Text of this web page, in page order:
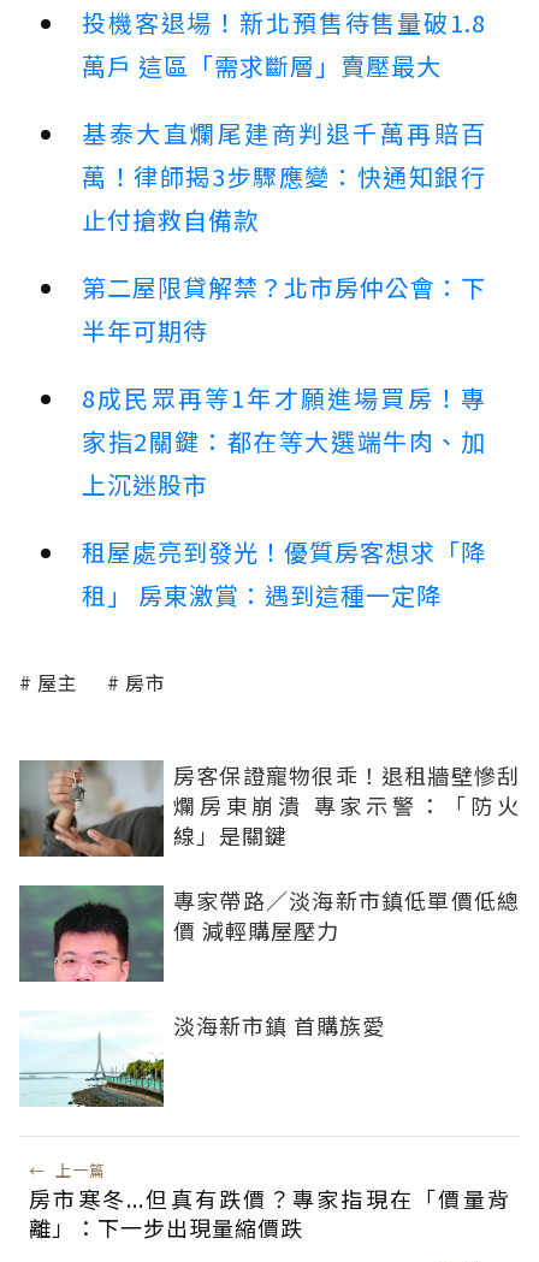
投機客退場！新北預售待售量破1.8
萬戶 這區「需求斷層」賣壓最大
基泰大直爛尾建商判退千萬再賠百
萬！律師揭3步驟應變：快通知銀行
止付搶救自備款
第二屋限貸解禁？北市房仲公會：下
半年可期待
8成民眾再等1年才願進場買房！專
家指2關鍵：都在等大選端牛肉、加
上沉迷股市
租屋處亮到發光！優質房客想求「降
租」 房東激賞：遇到這種一定降
屋主 房市
房客保證寵物很乖！退租牆壁慘刮
爛房東崩潰 專家示警：「防火
線」是關鍵
專家帶路／淡海新市鎮低單價低總
價 減輕購屋壓力
淡海新市鎮 首購族愛
← 上一篇
房市寒冬...但真有跌價？專家指現在「價量背
離」：下一步出現量縮價跌